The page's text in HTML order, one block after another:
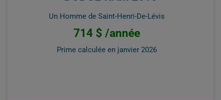
Un Homme de Saint-Henri-De-Lévis
714 $ /année
Prime calculée en janvier 2026